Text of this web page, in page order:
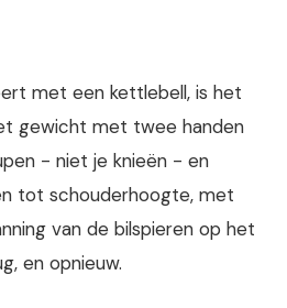
met een kettlebell, is het
gewicht met twee handen
- niet je knieën - en
tot schouderhoogte, met
van de bilspieren op het
en opnieuw.